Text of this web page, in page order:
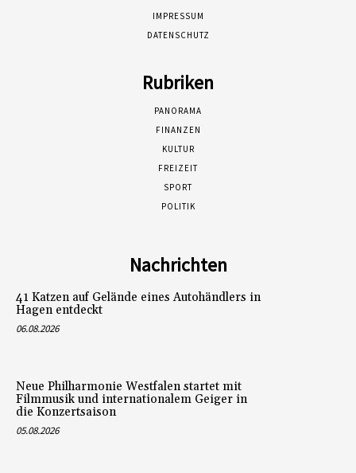
IMPRESSUM
DATENSCHUTZ
Rubriken
PANORAMA
FINANZEN
KULTUR
FREIZEIT
SPORT
POLITIK
Nachrichten
41 Katzen auf Gelände eines Autohändlers in
Hagen entdeckt
06.08.2026
Neue Philharmonie Westfalen startet mit
Filmmusik und internationalem Geiger in
die Konzertsaison
05.08.2026